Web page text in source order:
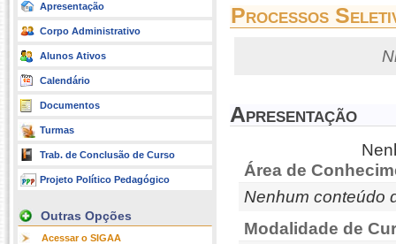
Apresentação
Corpo Administrativo
Alunos Ativos
Calendário
Documentos
Turmas
Trab. de Conclusão de Curso
Projeto Político Pedagógico
Outras Opções
Acessar o SIGAA
Processos
Apresentação
Área de
Nenhum conteúdo
Modalidade de